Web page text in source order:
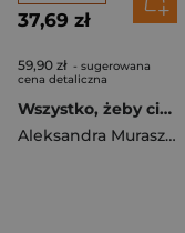
37,69 zł
59,90 zł - sugerowana
cena detaliczna
Wszystko, żeby cię chronić. Białe kłamstwa. Tom 2
Aleksandra Muraszka